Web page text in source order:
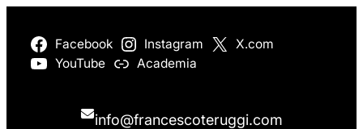
contenuto
Facebook Instagram
X.com
YouTube
Academia
info@francescoteruggi.com